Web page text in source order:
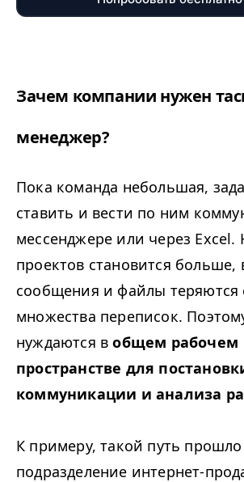
Зачем компании нужен
менеджер?
Пока команда небольшая,
ставить и вести по ним
мессенджере или через Excel.
проектов становится
сообщения и файлы теряются
множества переписок.
нуждаются вобщем рабочем
пространстве для
коммуникации и анализа
К примеру, такой путь прошло
подразделение интернет-